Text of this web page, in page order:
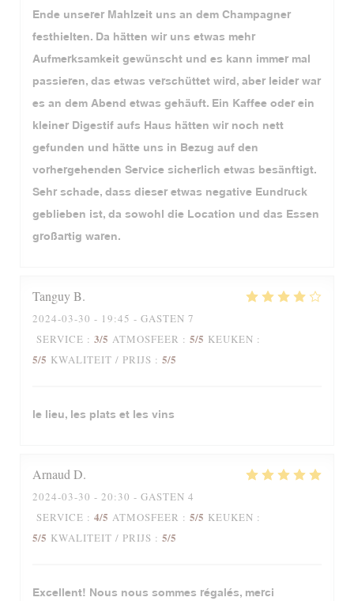
Ende unserer Mahlzeit uns an dem Champagner
festhielten. Da hätten wir uns etwas mehr
Aufmerksamkeit gewünscht und es kann immer mal
passieren, das etwas verschüttet wird, aber leider war
es an dem Abend etwas gehäuft. Ein Kaffee oder ein
kleiner Digestif aufs Haus hätten wir noch nett
gefunden und hätte uns in Bezug auf den
vorhergehenden Service sicherlich etwas besänftigt.
Sehr schade, dass dieser etwas negative Eundruck
geblieben ist, da sowohl die Location und das Essen
großartig waren.
TanguyB
2024-03-30 - 19:45 - GASTEN 7
SERVICE : 3/5 ATMOSFEER : 5/5 KEUKEN :
5/5 KWALITEIT / PRIJS : 5/5
le lieu, les plats et les vins
ArnaudD
2024-03-30 - 20:30 - GASTEN 4
SERVICE : 4/5 ATMOSFEER : 5/5 KEUKEN :
5/5 KWALITEIT / PRIJS : 5/5
Excellent! Nous nous sommes régalés, merci